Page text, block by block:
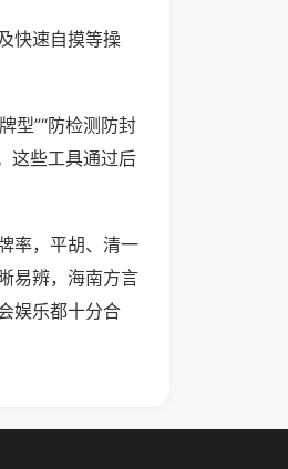
快速自摸等操
型”“防检测防封
这些工具通过后
率，平胡、清一
易辨，海南方言
娱乐都十分合